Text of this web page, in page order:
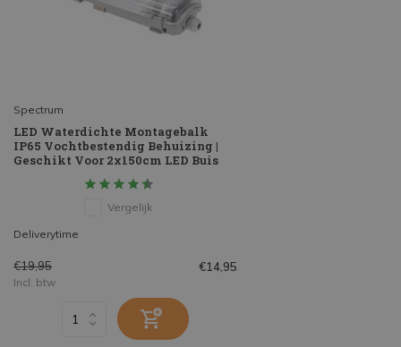
Spectrum
LED Waterdichte Montagebalk
IP65 Vochtbestendig Behuizing |
Geschikt Voor 2x150cm LED Buis
Vergelijk
Deliverytime
€19,95 €14,95
Incl. btw